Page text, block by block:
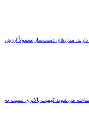
مدل‌های دست‌ساز معمولاً ارزش
می‌شوند کیفیت بالاتری نسبت به